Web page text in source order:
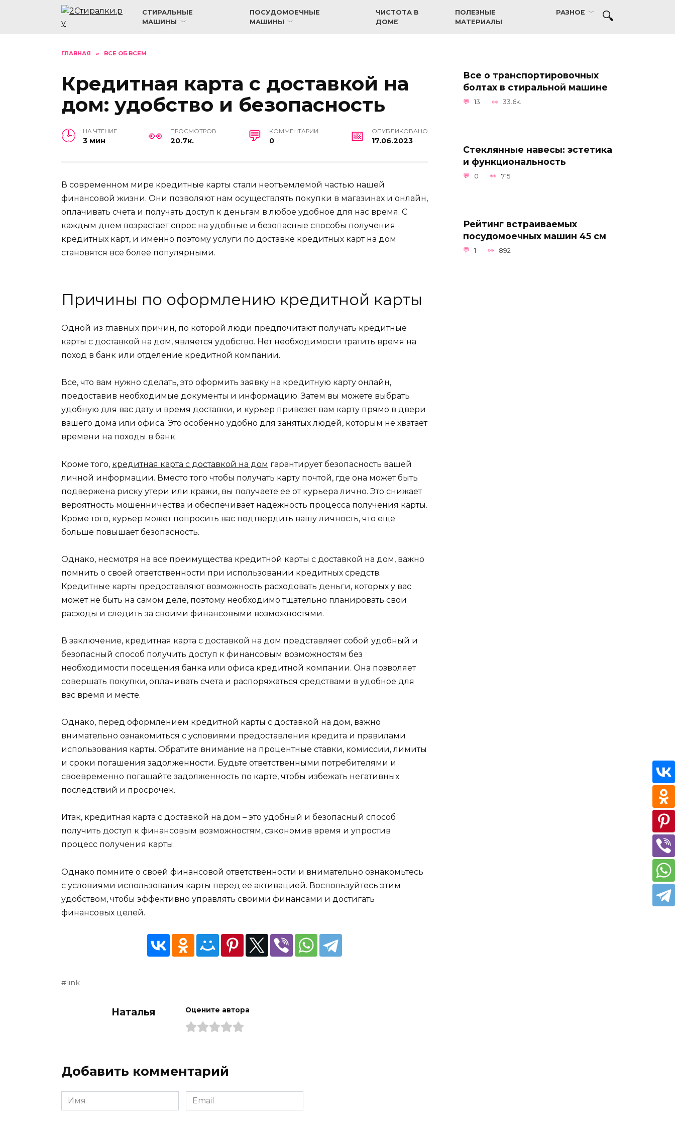
СТИРАЛЬНЫЕ
МАШИНЫ
ПОСУДОМОЕЧНЫЕ
МАШИНЫ
ЧИСТОТА В
ДОМЕ
ПОЛЕЗНЫЕ
МАТЕРИАЛЫ
РАЗНОЕ
ГЛАВНАЯ » ВСЕ ОБ ВСЕМ
Кредитная карта с доставкой на
дом: удобство и безопасность
НА ЧТЕНИЕ
3 мин
ПРОСМОТРОВ
20.7к.
КОММЕНТАРИИ
0
ОПУБЛИКОВАНО
17.06.2023
В современном мире кредитные карты стали неотъемлемой частью нашей
финансовой жизни. Они позволяют нам осуществлять покупки в магазинах и онлайн,
оплачивать счета и получать доступ к деньгам в любое удобное для нас время. С
каждым днем возрастает спрос на удобные и безопасные способы получения
кредитных карт, и именно поэтому услуги по доставке кредитных карт на дом
становятся все более популярными.
Причины по оформлению кредитной карты
Одной из главных причин, по которой люди предпочитают получать кредитные
карты с доставкой на дом, является удобство. Нет необходимости тратить время на
поход в банк или отделение кредитной компании.
Все, что вам нужно сделать, это оформить заявку на кредитную карту онлайн,
предоставив необходимые документы и информацию. Затем вы можете выбрать
удобную для вас дату и время доставки, и курьер привезет вам карту прямо в двери
вашего дома или офиса. Это особенно удобно для занятых людей, которым не хватает
времени на походы в банк.
Кроме того, кредитная карта с доставкой на дом гарантирует безопасность вашей
личной информации. Вместо того чтобы получать карту почтой, где она может быть
подвержена риску утери или кражи, вы получаете ее от курьера лично. Это снижает
вероятность мошенничества и обеспечивает надежность процесса получения карты.
Кроме того, курьер может попросить вас подтвердить вашу личность, что еще
больше повышает безопасность.
Однако, несмотря на все преимущества кредитной карты с доставкой на дом, важно
помнить о своей ответственности при использовании кредитных средств.
Кредитные карты предоставляют возможность расходовать деньги, которых у вас
может не быть на самом деле, поэтому необходимо тщательно планировать свои
расходы и следить за своими финансовыми возможностями.
В заключение, кредитная карта с доставкой на дом представляет собой удобный и
безопасный способ получить доступ к финансовым возможностям без
необходимости посещения банка или офиса кредитной компании. Она позволяет
совершать покупки, оплачивать счета и распоряжаться средствами в удобное для
вас время и месте.
Однако, перед оформлением кредитной карты с доставкой на дом, важно
внимательно ознакомиться с условиями предоставления кредита и правилами
использования карты. Обратите внимание на процентные ставки, комиссии, лимиты
и сроки погашения задолженности. Будьте ответственными потребителями и
своевременно погашайте задолженность по карте, чтобы избежать негативных
последствий и просрочек.
Итак, кредитная карта с доставкой на дом – это удобный и безопасный способ
получить доступ к финансовым возможностям, сэкономив время и упростив
процесс получения карты.
Однако помните о своей финансовой ответственности и внимательно ознакомьтесь
с условиями использования карты перед ее активацией. Воспользуйтесь этим
удобством, чтобы эффективно управлять своими финансами и достигать
финансовых целей.
link
Наталья Оцените автора
Добавить комментарий
Имя
*
Email
*
Все о транспортировочных
болтах в стиральной машине
13 33.6к.
Стеклянные навесы: эстетика
и функциональность
0 715
Рейтинг встраиваемых
посудомоечных машин 45 см
1 892